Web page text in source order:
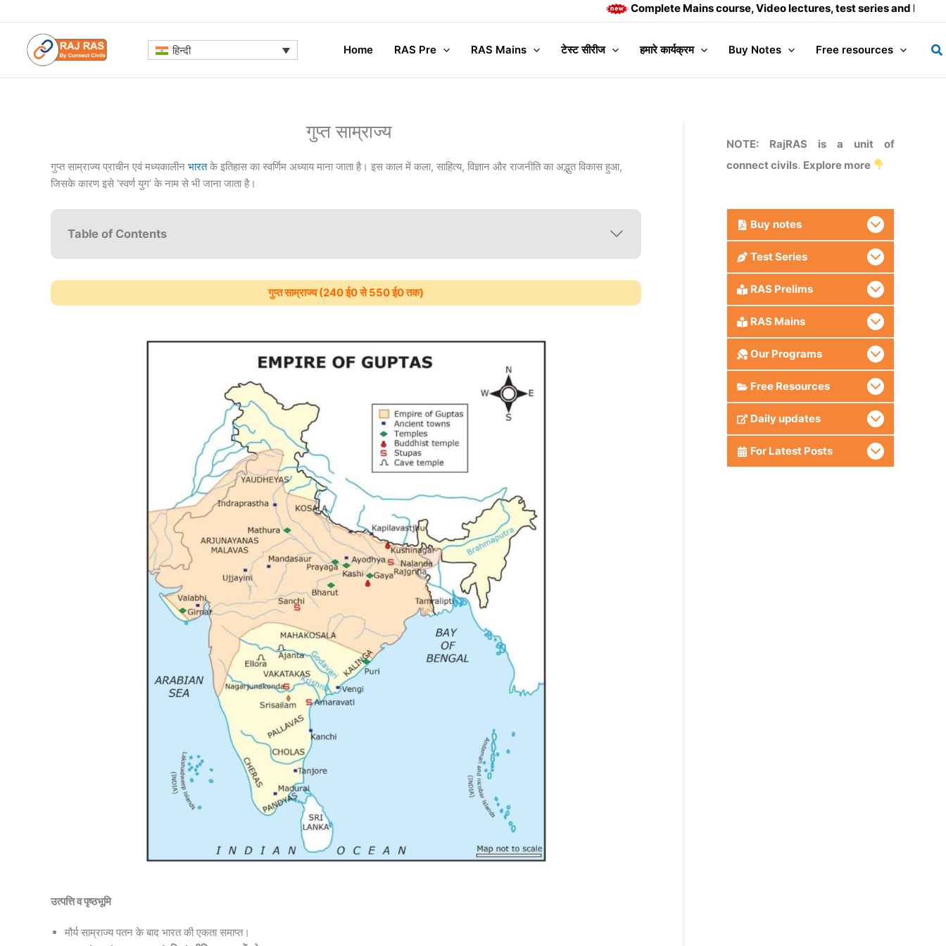
to
content
Complete Mains course, Video lectures, test series and Daily answer
हिन्दी Home RAS Pre RAS Mains टेस्ट सीरीज हमारे कार्यक्रम Buy Notes Free resources
गुप्त साम्राज्य
गुप्त साम्राज्य प्राचीन एवं मध्यकालीन भारतके इतिहास का स्वर्णिम अध्याय माना जाता है। इस काल में कला, साहित्य, विज्ञान और राजनीति का अद्भुत विकास हुआ,
जिसके कारण इसे ‘स्वर्ण युग’ के नाम से भी जाना जाता है।
Table of Contents
गुप्त साम्राज्य (240 ई0 से 550 ई0 तक)
उत्पत्ति व पृष्ठभूमि
मौर्य साम्राज्य पतन के बाद भारत की एकता समाप्त।
NOTE: RajRAS is a unit of
connect civils. Explore more
Buy notes
Test Series
RAS Prelims
RAS Mains
Our Programs
Free Resources
Daily updates
For Latest Posts